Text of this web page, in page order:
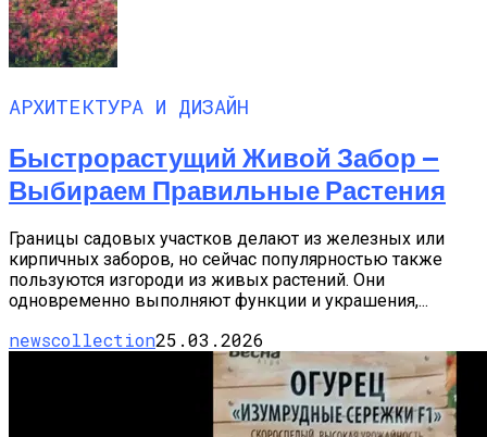
АРХИТЕКТУРА И ДИЗАЙН
Быстрорастущий Живой Забор —
Выбираем Правильные Растения
Границы садовых участков делают из железных или
кирпичных заборов, но сейчас популярностью также
пользуются изгороди из живых растений. Они
одновременно выполняют функции и украшения,...
newscollection25.03.2026